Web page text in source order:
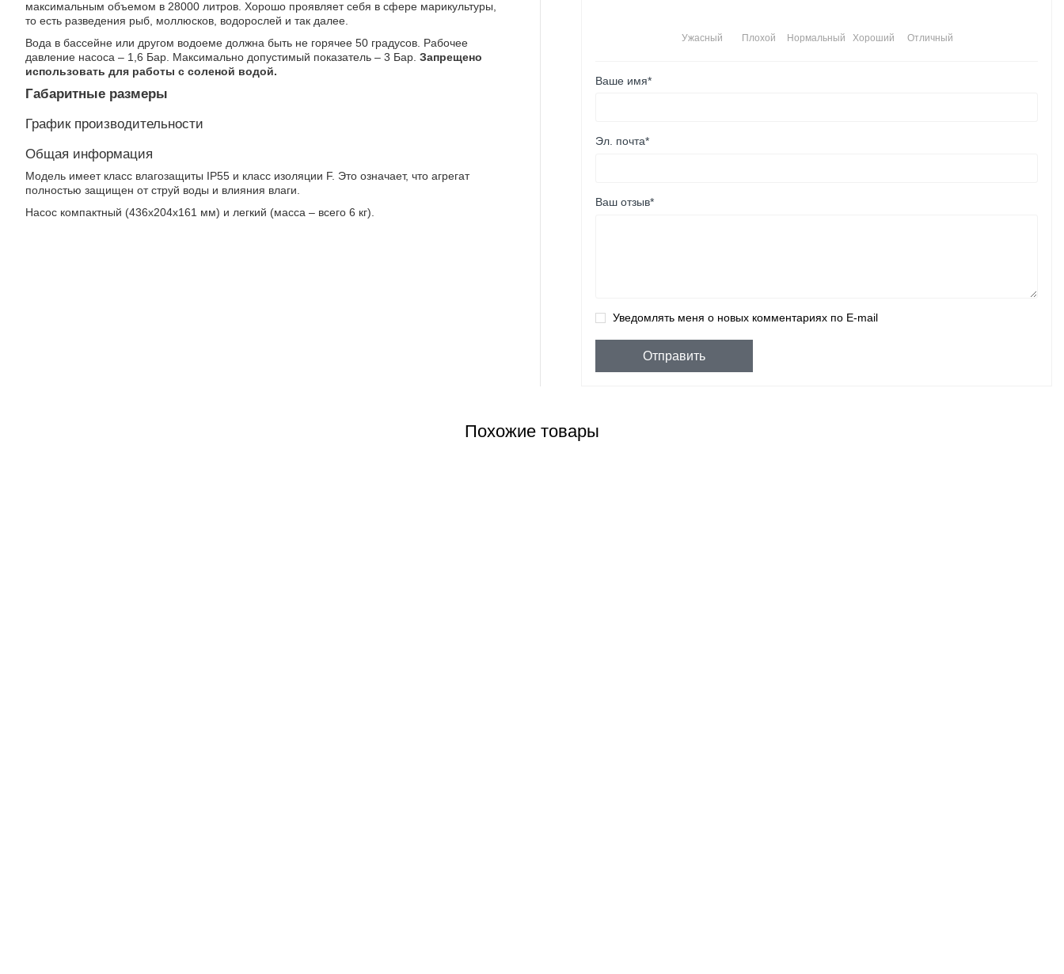
максимальным объемом в 28000 литров. Хорошо проявляет себя в сфере марикультуры,
то есть разведения рыб, моллюсков, водорослей и так далее.
Вода в бассейне или другом водоеме должна быть не горячее 50 градусов. Рабочее
давление насоса – 1,6 Бар. Максимально допустимый показатель – 3 Бар. Запрещено
использовать для работы с соленой водой.
Габаритные размеры
График производительности
Общая информация
Модель имеет класс влагозащиты IP55 и класс изоляции F. Это означает, что агрегат
полностью защищен от струй воды и влияния влаги.
Насос компактный (436х204х161 мм) и легкий (масса – всего 6 кг).
Отличный
Хороший
Нормальный
Плохой
Ужасный
Ваше имя*
Эл. почта*
Ваш отзыв*
Уведомлять меня о новых комментариях по E-mail
Отправить
Похожие товары